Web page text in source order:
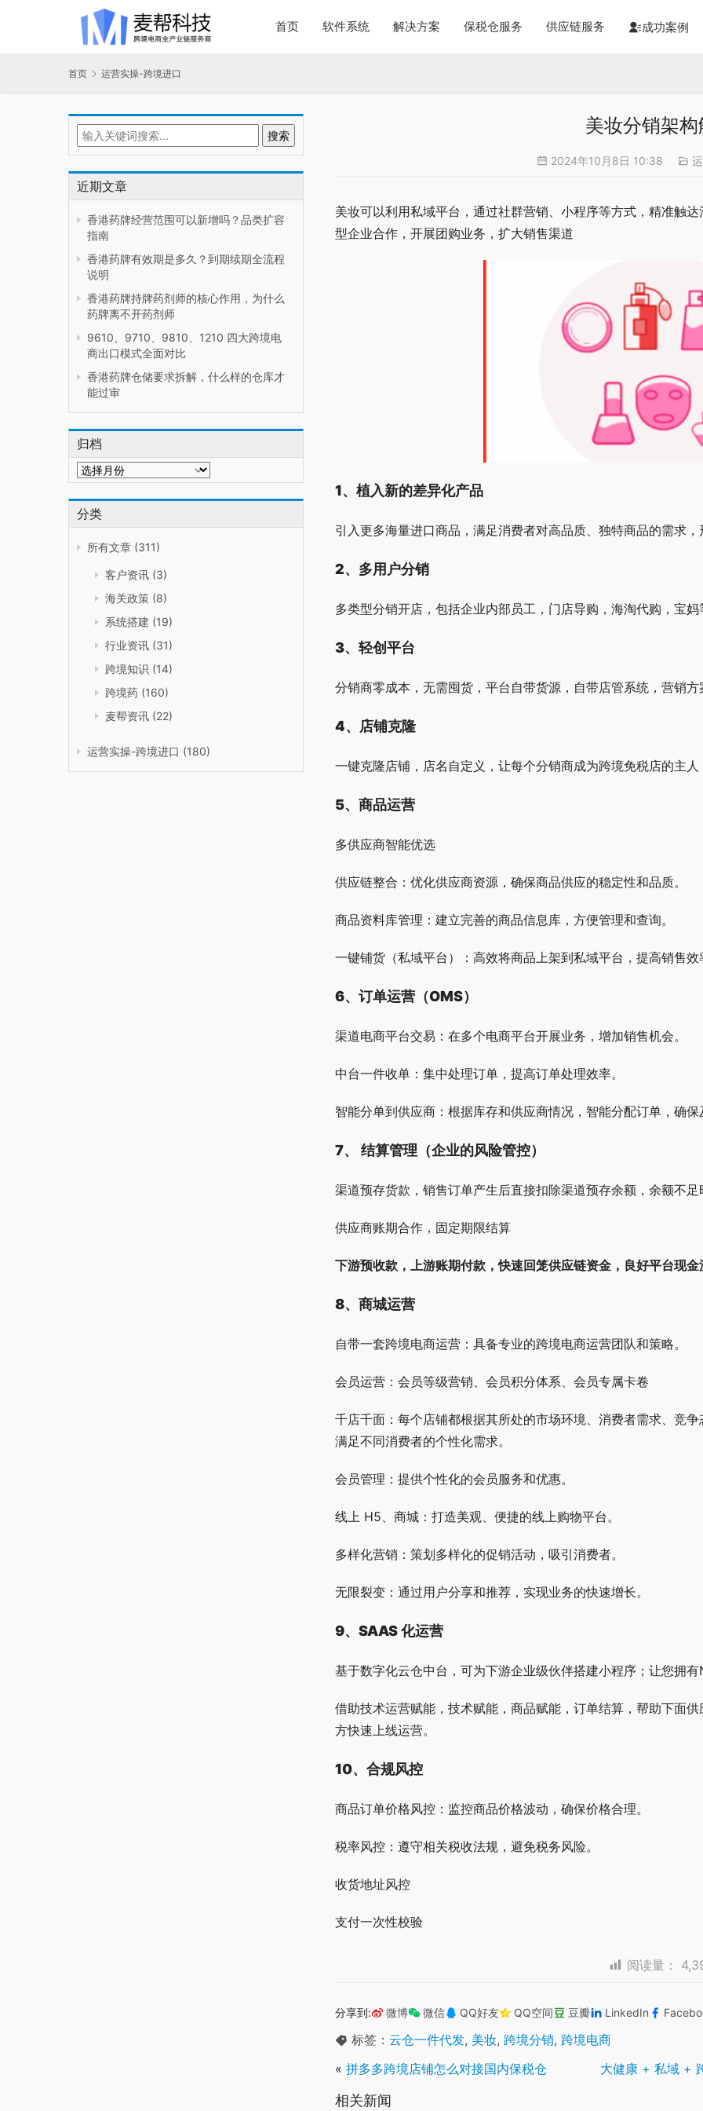
首页 软件系统 解决方案 保税仓服务 供应链服务 成功案例
首页 运营实操-跨境进口
近期文章
香港药牌经营范围可以新增吗？品类扩容
指南
香港药牌有效期是多久？到期续期全流程
说明
香港药牌持牌药剂师的核心作用，为什么
药牌离不开药剂师
9610、9710、9810、1210 四大跨境电
商出口模式全面对比
香港药牌仓储要求拆解，什么样的仓库才
能过审
归档
归
档
分类
所有文章 (311)
客户资讯 (3)
海关政策 (8)
系统搭建 (19)
行业资讯 (31)
跨境知识 (14)
跨境药 (160)
麦帮资讯 (22)
运营实操-跨境进口 (180)
美妆分销架
2024年10月8日 10:38
美妆可以利用私域平台，通过社群营销、小程序等方式，精准触
型企业合作，开展团购业务，扩大销售渠道
1、植入新的差异化产品
引入更多海量进口商品，满足消费者对高品质、独特商品的需求
2、多用户分销
多类型分销开店，包括企业内部员工，门店导购，海淘代购，宝妈
3、轻创平台
分销商零成本，无需囤货，平台自带货源，自带店管系统，营销方
4、店铺克隆
一键克隆店铺，店名自定义，让每个分销商成为跨境免税店的主人
5、商品运营
多供应商智能优选
供应链整合：优化供应商资源，确保商品供应的稳定性和品质。
商品资料库管理：建立完善的商品信息库，方便管理和查询。
一键铺货（私域平台）：高效将商品上架到私域平台，提高销售效
6、订单运营（OMS）
渠道电商平台交易：在多个电商平台开展业务，增加销售机会。
中台一件收单：集中处理订单，提高订单处理效率。
智能分单到供应商：根据库存和供应商情况，智能分配订单，确
7、 结算管理（企业的风险管控）
渠道预存货款，销售订单产生后直接扣除渠道预存余额，余额不
供应商账期合作，固定期限结算
下游预收款，上游账期付款，快速回笼供应链资金，良好平台现
8、商城运营
自带一套跨境电商运营：具备专业的跨境电商运营团队和策略。
会员运营：会员等级营销、会员积分体系、会员专属卡卷
千店千面：每个店铺都根据其所处的市场环境、消费者需求、竞
满足不同消费者的个性化需求。
会员管理：提供个性化的会员服务和优惠。
线上 H5、商城：打造美观、便捷的线上购物平台。
多样化营销：策划多样化的促销活动，吸引消费者。
无限裂变：通过用户分享和推荐，实现业务的快速增长。
9、SAAS 化运营
基于数字化云仓中台，可为下游企业级伙伴搭建小程序；让您拥
借助技术运营赋能，技术赋能，商品赋能，订单结算，帮助下面
方快速上线运营。
10、合规风控
商品订单价格风控：监控商品价格波动，确保价格合理。
税率风控：遵守相关税收法规，避免税务风险。
收货地址风控
支付一次性校验
阅读量：
分享到: 微博 微信 QQ好友 QQ空间 豆瓣 LinkedIn
标签： 云仓一件代发, 美妆, 跨境分销, 跨境电商
« 拼多多跨境店铺怎么对接国内保税仓 大健康 + 私域 +
相关新闻